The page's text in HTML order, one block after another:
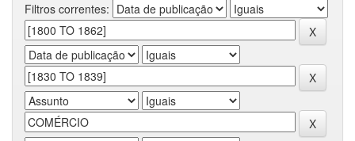
Filtros correntes: